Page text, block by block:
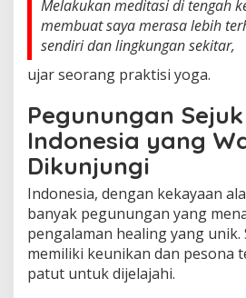
Melakukan meditasi di tengah
membuat saya merasa lebih
sendiri dan lingkungan sekitar,
ujar seorang praktisi yoga.
Pegunungan
Indonesia yang
Dikunjungi
Indonesia, dengan kekayaan
banyak pegunungan yang
pengalaman healing yang
memiliki keunikan dan pesona
patut untuk dijelajahi.